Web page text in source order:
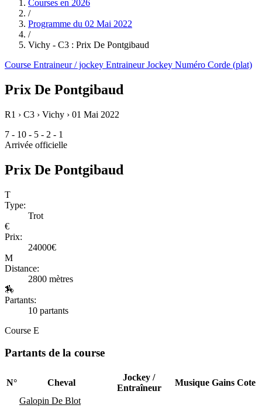
Courses en 2026
/
Programme du 02 Mai 2022
/
Vichy - C3 : Prix De Pontgibaud
Course Entraineur / jockey EntraineurJockey Numéro Corde (plat)
Prix De Pontgibaud
R1 › C3 › Vichy › 01 Mai 2022
7 - 10 - 5 - 2 - 1
Arrivée officielle
Prix De Pontgibaud
T
Type:
Trot
€
Prix:
24000€
M
Distance:
2800 mètres
🏇
Partants:
10 partants
Course E
Partants de la course
N° Cheval
Jockey /
Entraîneur
Musique Gains Cote
Galopin De Blot